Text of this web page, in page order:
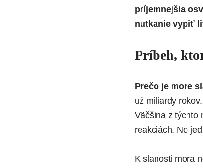
príjemnejšia
nutkanie vypiť
Príbeh,
Prečo je more
už miliardy rokov.
Väčšina z týchto
reakciách. No
K slanosti mora